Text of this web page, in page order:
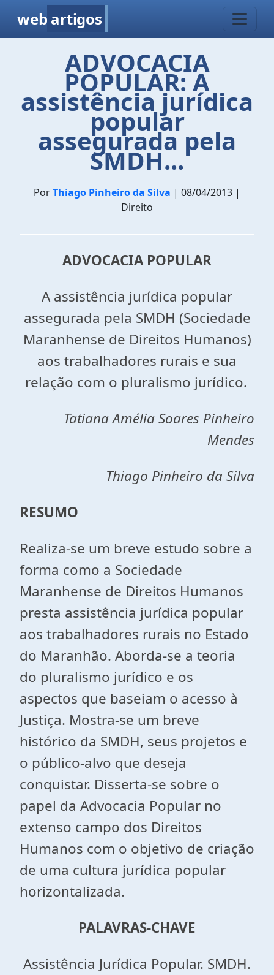
web artigos
ADVOCACIA
POPULAR: A
assistência jurídica
popular
assegurada pela
SMDH...
PorThiago Pinheiro da Silva | 08/04/2013 |
Direito
ADVOCACIA POPULAR
A assistência jurídica popular
assegurada pela SMDH (Sociedade
Maranhense de Direitos Humanos)
aos trabalhadores rurais e sua
relação com o pluralismo jurídico.
Tatiana Amélia Soares Pinheiro
Mendes
Thiago Pinheiro da Silva
RESUMO
Realiza-se um breve estudo sobre a
forma como a Sociedade
Maranhense de Direitos Humanos
presta assistência jurídica popular
aos trabalhadores rurais no Estado
do Maranhão. Aborda-se a teoria
do pluralismo jurídico e os
aspectos que baseiam o acesso à
Justiça. Mostra-se um breve
histórico da SMDH, seus projetos e
o público-alvo que deseja
conquistar. Disserta-se sobre o
papel da Advocacia Popular no
extenso campo dos Direitos
Humanos com o objetivo de criação
de uma cultura jurídica popular
horizontalizada.
PALAVRAS-CHAVE
Assistência Jurídica Popular. SMDH.